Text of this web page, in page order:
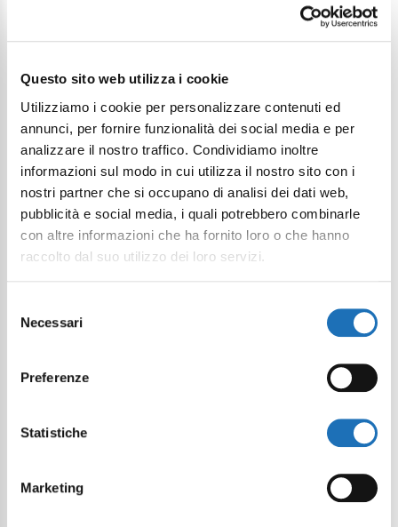
Questo sito web utilizza i cookie
Utilizziamo i cookie per personalizzare contenuti ed
annunci, per fornire funzionalità dei social media e per
analizzare il nostro traffico. Condividiamo inoltre
informazioni sul modo in cui utilizza il nostro sito con i
nostri partner che si occupano di analisi dei dati web,
pubblicità e social media, i quali potrebbero combinarle
con altre informazioni che ha fornito loro o che hanno
raccolto dal suo utilizzo dei loro servizi.
delNecessari
Preferenze
Statistiche
Marketing